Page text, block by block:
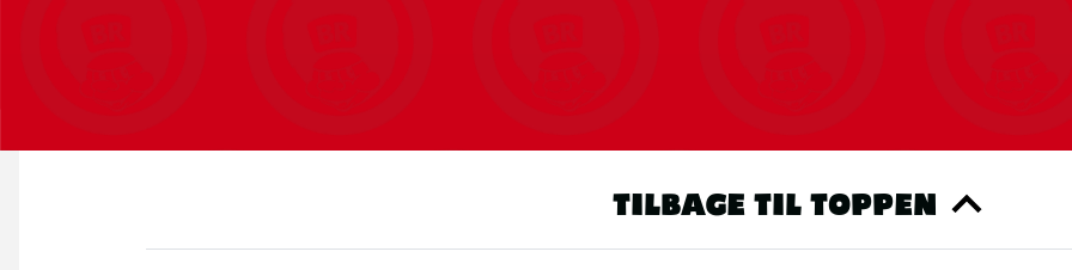
TILBAGE TIL TOPPEN